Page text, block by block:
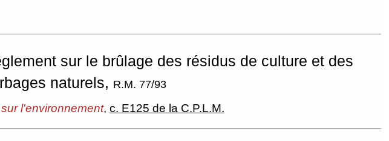
sur le brûlage des résidus de culture et des
naturels, R.M. 77/93
l'environnement, c. E125 de la C.P.L.M.